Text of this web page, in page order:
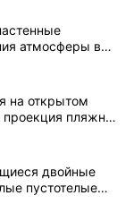
атмосферы в
на открытом
проекция пляжной
двойные
пустотелые